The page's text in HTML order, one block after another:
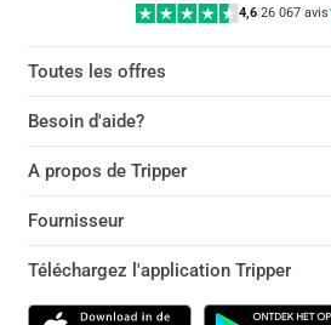
4,6 |26 067 avis
Toutes les offres
Besoin d'aide?
A propos de Tripper
Fournisseur
Téléchargez l'application Tripper